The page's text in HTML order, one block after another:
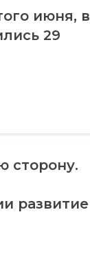
июня, в
29
сторону.
развитие